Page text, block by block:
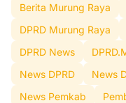
Berita Murung Raya
DPRD Murung Raya
DPRD News
News DPRD
News
News Pemkab